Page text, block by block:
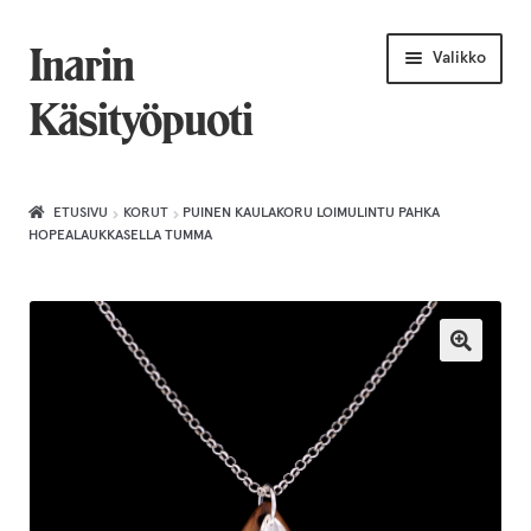
Siirry
navigointiin
Siirry
sisältöön
Inarin
Käsityöpuoti
Valikko
Uniikkiviikko
Joululahjat naiselle
ETUSIVU KORUT
PUINEN KAULAKORU LOIMULINTU PAHKA
HOPEALAUKKASELLA TUMMA